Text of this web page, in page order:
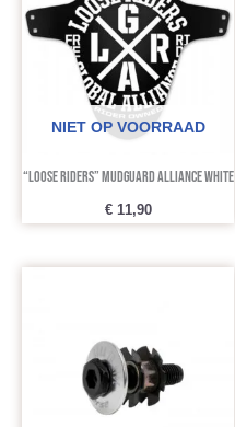
NIET OP VOORRAAD
“Loose Riders” Mudguard Alliance White
€11,90